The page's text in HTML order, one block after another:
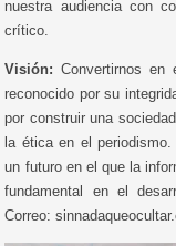
nuestra audiencia con
crítico.
Visión: Convertirnos en
reconocido por su
por construir una
la ética en el
un futuro en el que la
fundamental en el
Correo: